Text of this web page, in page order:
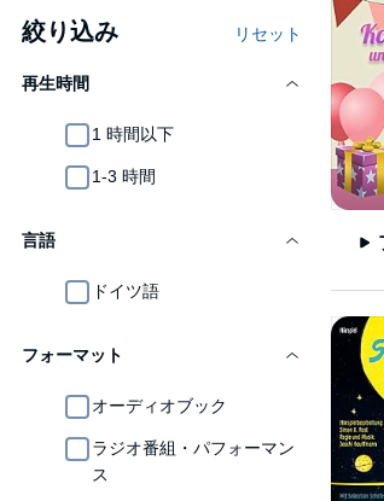
絞り込み リセット
再生時間
1 時間以下
1-3 時間
言語
ドイツ語
フォーマット
オーディオブック
ラジオ番組・パフォーマン
ス